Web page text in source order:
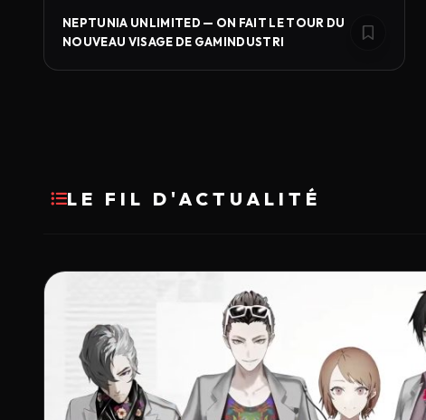
NEPTUNIA UNLIMITED — ON FAIT LE TOUR DU
NOUVEAU VISAGE DE GAMINDUSTRI
LE FIL D'ACTUALITÉ